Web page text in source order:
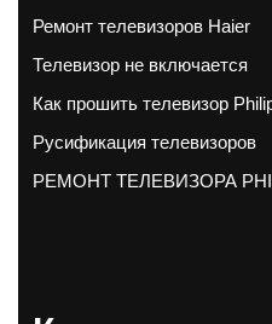
Ремонт телевизоров Haier
Телевизор не включается
Как прошить телевизор
Русификация телевизоров
РЕМОНТ ТЕЛЕВИЗОРА